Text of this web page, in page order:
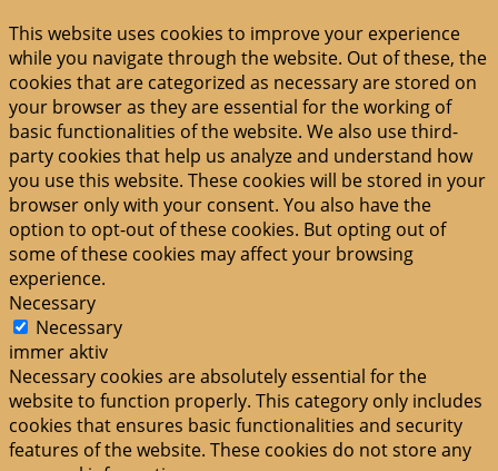
This website uses cookies to improve your experience
while you navigate through the website. Out of these, the
cookies that are categorized as necessary are stored on
your browser as they are essential for the working of
basic functionalities of the website. We also use third-
party cookies that help us analyze and understand how
you use this website. These cookies will be stored in your
browser only with your consent. You also have the
option to opt-out of these cookies. But opting out of
some of these cookies may affect your browsing
experience.
Necessary
Necessary
immer aktiv
Necessary cookies are absolutely essential for the
website to function properly. This category only includes
cookies that ensures basic functionalities and security
features of the website. These cookies do not store any